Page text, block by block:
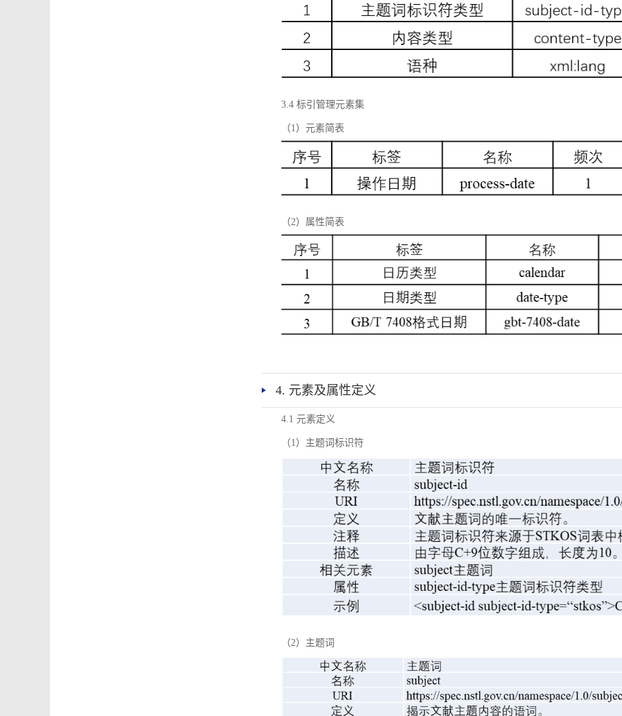
3.4 标引管理元素集
（1）元素简表
（2）属性简表
4. 元素及属性定义
4.1 元素定义
（1）主题词标识符
（2）主题词